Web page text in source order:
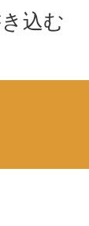
込む